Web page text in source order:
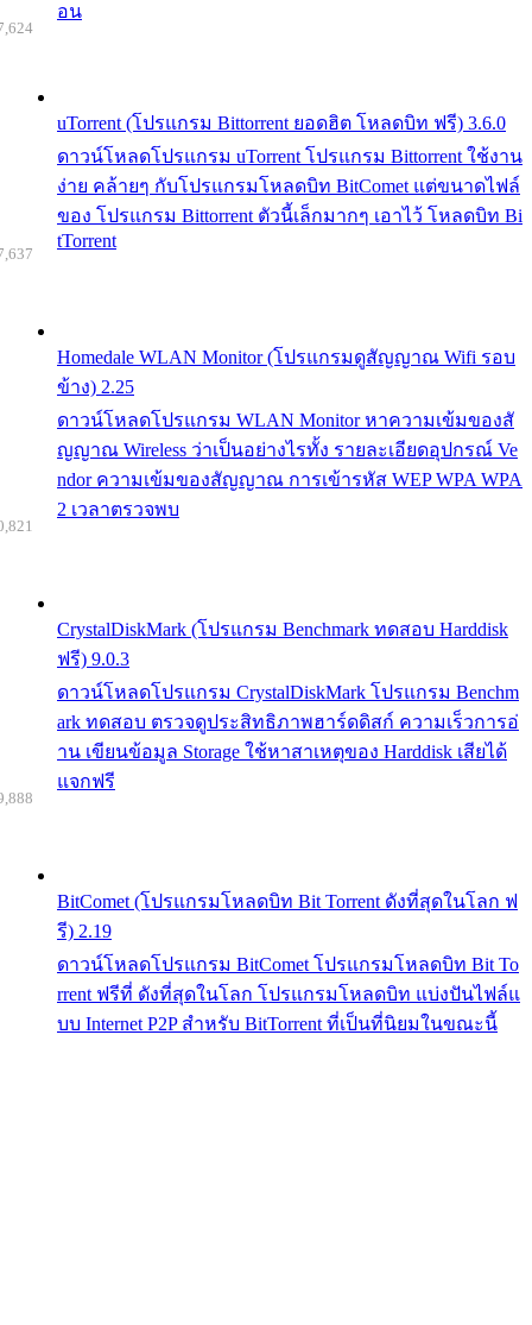
อน
uTorrent (โปรแกรม Bittorrent ยอดฮิต โหลดบิท ฟรี) 3.6.0
ดาวน์โหลดโปรแกรม uTorrent โปรแกรม Bittorrent ใช้งาน
ง่าย คล้ายๆ กับโปรแกรมโหลดบิท BitComet แต่ขนาดไฟล์
ของ โปรแกรม Bittorrent ตัวนี้เล็กมากๆ เอาไว้ โหลดบิท Bi
tTorrent
Homedale WLAN Monitor (โปรแกรมดูสัญญาณ Wifi รอบ
ข้าง) 2.25
ดาวน์โหลดโปรแกรม WLAN Monitor หาความเข้มของสั
ญญาณ Wireless ว่าเป็นอย่างไรทั้ง รายละเอียดอุปกรณ์ Ve
ndor ความเข้มของสัญญาณ การเข้ารหัส WEP WPA WPA
2 เวลาตรวจพบ
CrystalDiskMark (โปรแกรม Benchmark ทดสอบ Harddisk
ฟรี) 9.0.3
ดาวน์โหลดโปรแกรม CrystalDiskMark โปรแกรม Benchm
ark ทดสอบ ตรวจดูประสิทธิภาพฮาร์ดดิสก์ ความเร็วการอ่
าน เขียนข้อมูล Storage ใช้หาสาเหตุของ Harddisk เสียได้
แจกฟรี
BitComet (โปรแกรมโหลดบิท Bit Torrent ดังที่สุดในโลก ฟ
รี) 2.19
ดาวน์โหลดโปรแกรม BitComet โปรแกรมโหลดบิท Bit To
rrent ฟรีที่ ดังที่สุดในโลก โปรแกรมโหลดบิท แบ่งปันไฟล์แ
บบ Internet P2P สำหรับ BitTorrent ที่เป็นที่นิยมในขณะนี้